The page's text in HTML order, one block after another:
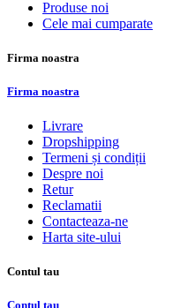
Produse noi
Cele mai cumparate
Firma noastra
Firma noastra
Livrare
Dropshipping
Termeni și condiții
Despre noi
Retur
Reclamatii
Contacteaza-ne
Harta site-ului
Contul tau
Contul tau